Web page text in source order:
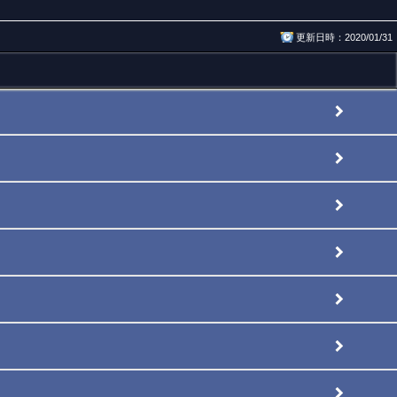
更新日時：2020/01/31